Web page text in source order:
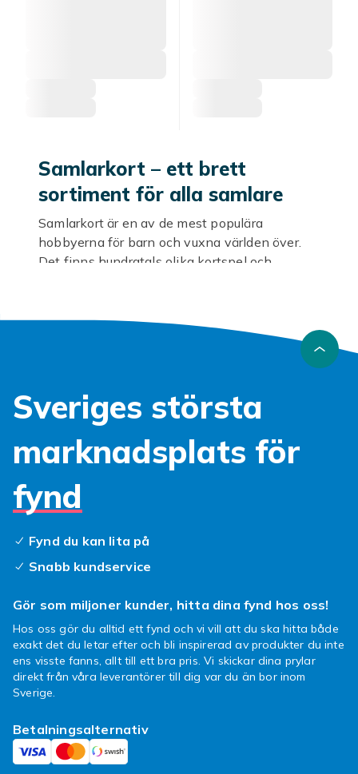
Samlarkort – ett brett
sortiment för alla samlare
Samlarkort är en av de mest populära
hobbyerna för barn och vuxna världen över.
Det finns hundratals olika kortspel och
håller entusiasmen vid liv. Hos Fyndiq hittar du
ett brett och varierat sortiment av samlarkort,
boosterpaket, startdeck och tillbehör till priser
Pokémon-kort – världens
populäraste samlarkort
Pokémon Trading Card Game är utan tvekan
det mest populära samlarkortsspelet i världen
med miljontals aktiva spelare och samlare.
kontinuerligt releasat nya expansioner med
spännande kort och mekaniker. Boosterpaket,
chansen att hitta sällsynta holofoil-kort och
värderade av samlare.
Pokémon-kort tilltalar både barn som vill leka
och spela med sina favoritkaraktärer, och
vuxna samlare som letar efter sällsynta kort
som investering eller av nostalgiska skäl.
Vintage Pokémon-kort från de tidiga
editionerna kan vara värda enorma summor,
Sveriges största
marknadsplats för
fynd
Fynd du kan lita på
Snabb kundservice
Gör som miljoner kunder, hitta dina fynd hos oss!
Hos oss gör du alltid ett fynd och vi vill att du ska hitta både
exakt det du letar efter och bli inspirerad av produkter du inte
ens visste fanns, allt till ett bra pris. Vi skickar dina prylar
direkt från våra leverantörer till dig var du än bor inom
Sverige.
Betalningsalternativ